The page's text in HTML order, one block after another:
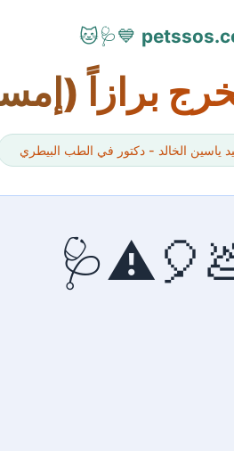
💙🩺🐱
برازاً
ياسين الخالد - دكتور في الطب البيطري